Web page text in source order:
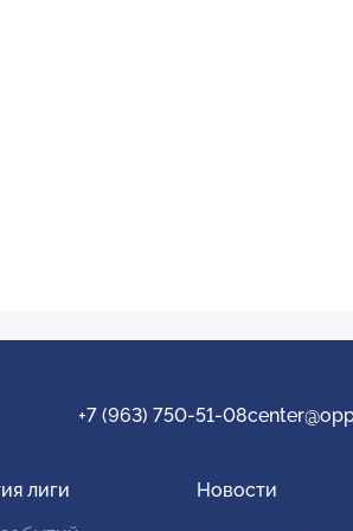
+7 (963) 750-51-08
лиги
Новости